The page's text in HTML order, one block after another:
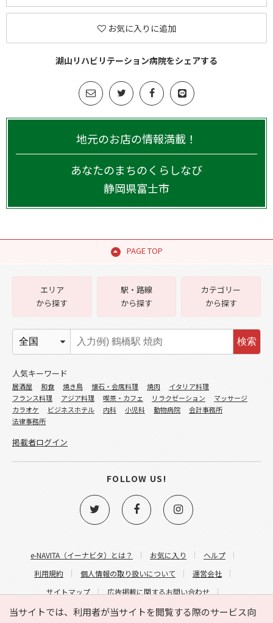
お気に入りに追加
湖山リハビリテーション病院をシェアする
地元のお店の情報満載！
あなたのまちのくらしなび
静岡県富士市
PAGE TOP
当サイトでは、利用者が当サイトを閲覧する際のサービス向
e-NAVITA（イーナビタ）とは？ お気に入り
ヘルプ
利用規約
個人情報の取り扱いについて
運営会社
サイトマップ
広告掲載に関するお問い合わせ
サイトの内容に関するお問い合わせ
エリア
から探す
駅・路線
から探す
カテゴリー
から探す
検索
人気キーワード
居酒屋 和食 焼き鳥 懐石・会席料理 焼肉
イタリア料理
フランス料理
アジア料理 喫茶・カフェ リラクゼーション
マッサージ
カラオケ
ビジネスホテル 内科 小児科 動物病院
会計事務所
法律事務所
掲載者ログイン
FOLLOW US!